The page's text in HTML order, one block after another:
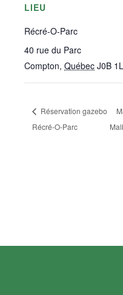
LIEU
Récré-O-Parc
40 rue du Parc
Compton, Québec J0B
Réservation gazebo
Récré-O-Parc